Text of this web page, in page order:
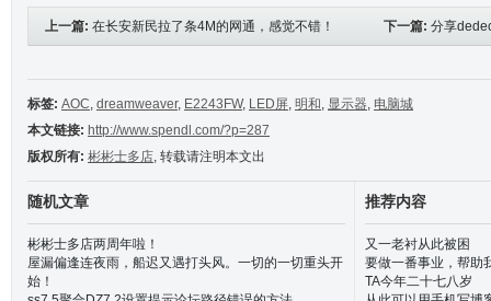
上一篇: 在长安新民拉了条4M的网通，感觉不错！ 下一篇: 分享
标签: AOC, dreamweaver, E2243FW, LED屏, 明和, 显示器, 电脑城
本文链接: http://www.spendl.com/?p=287
版权所有: 彬彬士多店, 转载请注明本文出
随机文章
彬彬士多店两周年啦！
屋漏偏逢连夜雨，船迟又遇打头风。一切的一切重头开
始！
推荐内容
又一老衬从此被困
要做一番事业，帮助
TA今年二十七八岁